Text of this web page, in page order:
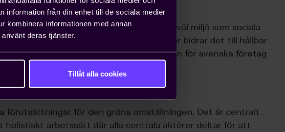
information från din enhet till de sociala medier
kombinera informationen med annan
deras tjänster.
Tillåt alla cookies
medlemmar är hållbarhet inom såväl miljö som sociala
frågor viktiga. Med rätt förutsättningar bidrar det till hållbar
som det stärker konkurrenskraften för svenska företag
verkar för att:
förutsättningar för den gröna omställningen. Det är centralt
holistiskt arbetssätt där alla centrala aktörer deltar för att